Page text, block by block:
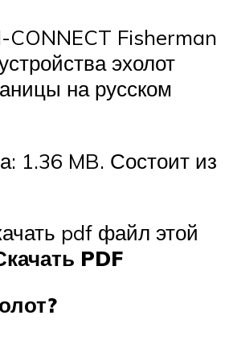
CONNECT Fisherman
эхолот
на русском
1.36 MB. Состоит из
pdf файл этой
PDF